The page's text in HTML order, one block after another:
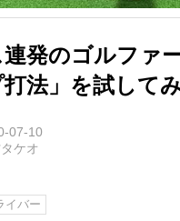
発のゴルファ
法」を試して
07-10
ケオ
イバー